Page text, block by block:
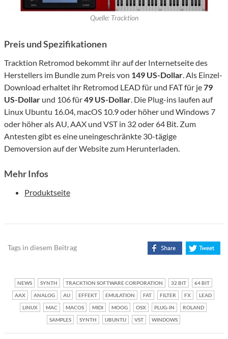
Quelle: Tracktion
Preis und Spezifikationen
Tracktion Retromod bekommt ihr auf der Internetseite des
Herstellers im Bundle zum Preis von 149 US-Dollar. Als Einzel-
Download erhaltet ihr Retromod LEAD für und FAT für je79
US-Dollar und 106 für49 US-Dollar. Die Plug-ins laufen auf
Linux Ubuntu 16.04, macOS 10.9 oder höher und Windows 7
oder höher als AU, AAX und VST in 32 oder 64 Bit. Zum
Antesten gibt es eine uneingeschränkte 30-tägige
Demoversion auf der Website zum Herunterladen.
Mehr Infos
Produktseite
Tags in diesem Beitrag
NEWS SYNTH TRACKTION SOFTWARE CORPORATION 32 BIT
64 BIT
AAX
ANALOG AU EFFEKT EMULATION FAT FILTER FX
LEAD
LINUX
MAC MACOS MIDI MOOG OSX PLUG-IN
ROLAND
SAMPLES
SYNTH UBUNTU VST WINDOWS